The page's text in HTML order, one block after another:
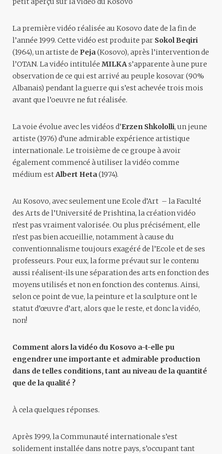
La première vidéo réalisée au Kosovo date de la fin de
l’année 1999. Cette vidéo est produite par Sokol Beqiri
(1964), un artiste de Peja(Kosovo), après l’intervention de
l’OTAN. La vidéo intitulée MILKA s’apparente à une pure
observation de ce qui est arrivé au peuple kosovar (90%
Albanais) pendant la guerre qui s’est achevée trois mois
avant que l’oeuvre ne fut réalisée.
La voie évolue avec les vidéos d’Erzen Shkololli, un jeune
artiste (1976) d’une admirable expérience artistique
internationale. Le troisième de ce groupe à avoir
également commencé à utiliser la vidéo comme
médium estAlbert Heta(1974).
Au Kosovo, avec seulement une Ecole d’Art – la Faculté
des Arts de l’Université de Prishtina, la création vidéo
n’est pas vraiment valorisée. Ou plus précisément, elle
n’est pas bien accueillie, notamment à cause du
conventionnalisme toujours exagéré de l’Ecole et de ses
professeurs. Pour eux, la forme prévaut sur le contenu
aussi réalisent-ils une séparation des arts en fonction des
moyens utilisés et non en fonction des contenus. Ainsi,
selon ce point de vue, la peinture et la sculpture ont le
statut d’œuvre d’art, alors que le reste, et donc la vidéo,
non!
Comment alors la vidéo du Kosovo a-t-elle pu
engendrer une importante et admirable production
dans de telles conditions, tant au niveau de la quantité
que de la qualité ?
À cela quelques réponses.
Après 1999, la Communauté internationale s’est
solidement installée dans notre pays, s’occupant tant